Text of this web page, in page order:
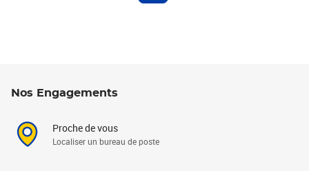
Nos Engagements
Proche de vous
Localiser un bureau de poste